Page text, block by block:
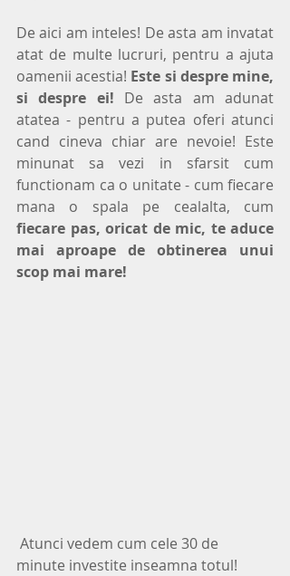
De aici am inteles! De asta am invatat
atat de multe lucruri, pentru a ajuta
oamenii acestia! Este si despre mine,
si despre ei! De asta am adunat
atatea - pentru a putea oferi atunci
cand cineva chiar are nevoie! Este
minunat sa vezi in sfarsit cum
functionam ca o unitate - cum fiecare
fiecare pas, oricat de mic, te aduce
mai aproape de obtinerea unui
scop mai mare!
minute investite inseamna totul!